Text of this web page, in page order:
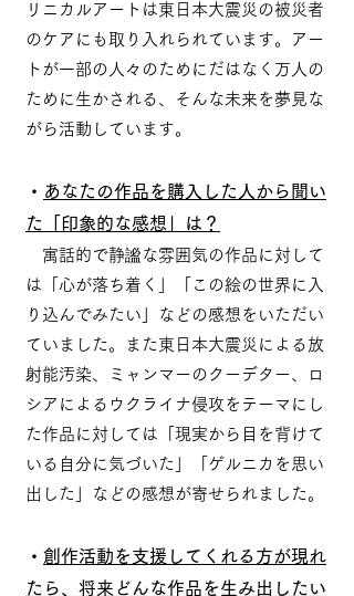
リニカルアートは東日本大震災の被災者
のケアにも取り入れられています。アー
トが一部の人々のためにだはなく万人の
ために生かされる、そんな未来を夢見な
がら活動しています。
・ あなたの作品を購入した人から聞い
た「印象的な感想」は？
寓話的で静謐な雰囲気の作品に対して
は「心が落ち着く」「この絵の世界に入
り込んでみたい」などの感想をいただい
ていました。また東日本大震災による放
射能汚染、ミャンマーのクーデター、ロ
シアによるウクライナ侵攻をテーマにし
た作品に対しては「現実から目を背けて
いる自分に気づいた」「ゲルニカを思い
出した」などの感想が寄せられました。
・ 創作活動を支援してくれる方が現れ
たら、将来 どんな作品を生み出したい